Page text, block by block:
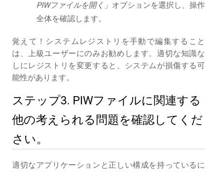
PIWファイルを開く」 オプションを選択し、操作
全体を確認します。
覚えて！システムレジストリを手動で編集すること
は、上級ユーザーにのみお勧めします。適切な知識な
しにレジストリを変更すると、システムが損傷する可
能性があります。
ステップ3. PIWファイルに関連する
他の考えられる問題を確認してくだ
さい。
適切なアプリケーションと正しい構成を持っているに